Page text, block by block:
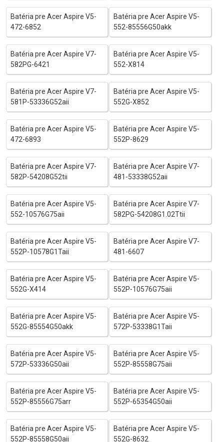
Batéria pre Acer Aspire V5-
472-6852
Batéria pre Acer Aspire V5-
552-85556G50akk
Batéria pre Acer Aspire V7-
582PG-6421
Batéria pre Acer Aspire V5-
552-X814
Batéria pre Acer Aspire V7-
581P-53336G52aii
Batéria pre Acer Aspire V5-
552G-X852
Batéria pre Acer Aspire V5-
472-6893
Batéria pre Acer Aspire V5-
552P-8629
Batéria pre Acer Aspire V7-
582P-54208G52tii
Batéria pre Acer Aspire V7-
481-53338G52aii
Batéria pre Acer Aspire V5-
552-10576G75aii
Batéria pre Acer Aspire V7-
582PG-54208G1.02Ttii
Batéria pre Acer Aspire V5-
552P-10578G1Taii
Batéria pre Acer Aspire V7-
481-6607
Batéria pre Acer Aspire V5-
552G-X414
Batéria pre Acer Aspire V5-
552P-10576G75aii
Batéria pre Acer Aspire V5-
552G-85554G50akk
Batéria pre Acer Aspire V5-
572P-53338G1Taii
Batéria pre Acer Aspire V5-
572P-53336G50aii
Batéria pre Acer Aspire V5-
552P-85558G75aii
Batéria pre Acer Aspire V5-
552P-85556G75arr
Batéria pre Acer Aspire V5-
552P-65354G50aii
Batéria pre Acer Aspire V5-
552P-85558G50aii
Batéria pre Acer Aspire V5-
552G-8632